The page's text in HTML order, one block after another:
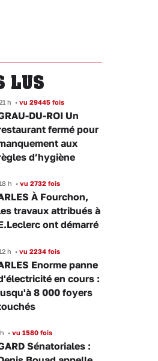
LUS
h • vu 29445 fois
DU-ROI Un
fermé pour
aux
d’hygiène
h • vu 2732 fois
À Fourchon,
travaux attribués à
ont démarré
h • vu 2234 fois
Enorme panne
en cours :
8 000 foyers
• vu 1580 fois
Sénatoriales :